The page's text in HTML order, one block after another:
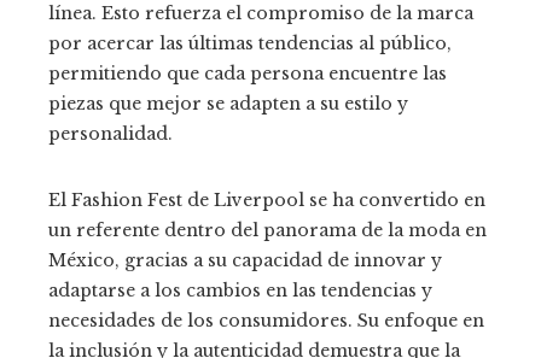
línea. Esto refuerza el compromiso de la marca
por acercar las últimas tendencias al público,
permitiendo que cada persona encuentre las
piezas que mejor se adapten a su estilo y
personalidad.
El Fashion Fest de Liverpool se ha convertido en
un referente dentro del panorama de la moda en
México, gracias a su capacidad de innovar y
adaptarse a los cambios en las tendencias y
necesidades de los consumidores. Su enfoque en
la inclusión y la autenticidad demuestra que la